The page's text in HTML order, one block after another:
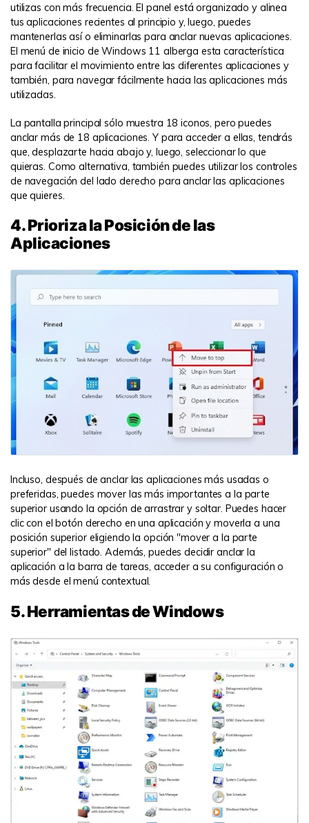
utilizas con más frecuencia. El panel está organizado y alinea
tus aplicaciones recientes al principio y, luego, puedes
mantenerlas así o eliminarlas para anclar nuevas aplicaciones.
El menú de inicio de Windows 11 alberga esta característica
para facilitar el movimiento entre las diferentes aplicaciones y
también, para navegar fácilmente hacia las aplicaciones más
utilizadas.
La pantalla principal sólo muestra 18 iconos, pero puedes
anclar más de 18 aplicaciones. Y para acceder a ellas, tendrás
que, desplazarte hacia abajo y, luego, seleccionar lo que
quieras. Como alternativa, también puedes utilizar los controles
de navegación del lado derecho para anclar las aplicaciones
que quieres.
4. Prioriza la Posición de las
Aplicaciones
Incluso, después de anclar las aplicaciones más usadas o
preferidas, puedes mover las más importantes a la parte
superior usando la opción de arrastrar y soltar. Puedes hacer
clic con el botón derecho en una aplicación y moverla a una
posición superior eligiendo la opción "mover a la parte
superior" del listado. Además, puedes decidir anclar la
aplicación a la barra de tareas, acceder a su configuración o
más desde el menú contextual.
5. Herramientas de Windows